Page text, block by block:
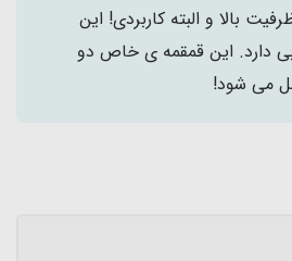
و با ظرفیت بالا و البته کاربردی! این
دارد. این قمقمه ی خاص دو
می شود!